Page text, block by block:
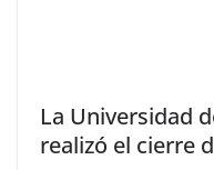
La Universidad
realizó el cierre